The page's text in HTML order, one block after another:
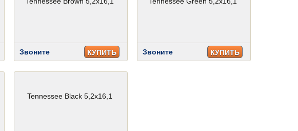
Звоните КУПИТЬ Звоните КУПИТЬ
Tennessee Black 5,2x16,1